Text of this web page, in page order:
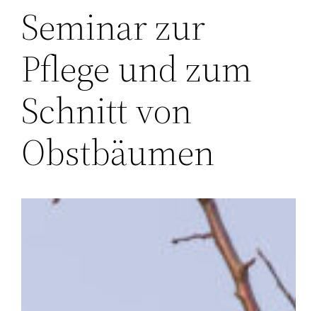
Seminar zur
Pflege und zum
Schnitt von
Obstbäumen